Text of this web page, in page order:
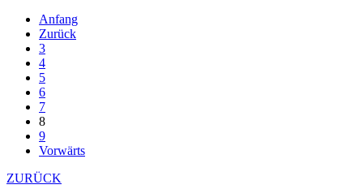
Anfang
Zurück
3
4
5
6
7
8
9
Vorwärts
ZURÜCK